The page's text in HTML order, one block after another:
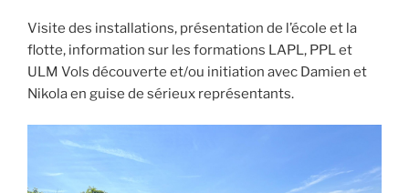
Visite des installations, présentation de l’école et la
flotte, information sur les formations LAPL, PPL et
ULM Vols découverte et/ou initiation avec Damien et
Nikola en guise de sérieux représentants.